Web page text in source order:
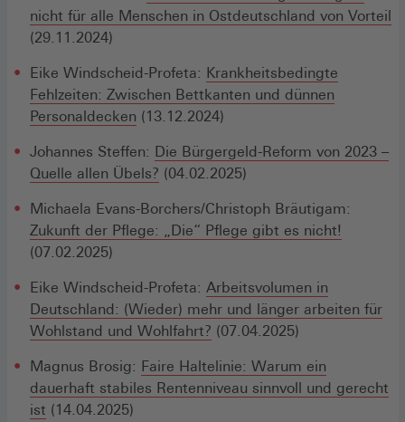
nicht für alle Menschen in Ostdeutschland von Vorteil
(29.11.2024)
Eike Windscheid-Profeta: Krankheitsbedingte
Fehlzeiten: Zwischen Bettkanten und dünnen
Personaldecken (13.12.2024)
Johannes Steffen: Die Bürgergeld-Reform von 2023 –
Quelle allen Übels? (04.02.2025)
Michaela Evans-Borchers/Christoph Bräutigam:
Zukunft der Pflege: „Die“ Pflege gibt es nicht!
(07.02.2025)
Eike Windscheid-Profeta: Arbeitsvolumen in
Deutschland: (Wieder) mehr und länger arbeiten für
Wohlstand und Wohlfahrt? (07.04.2025)
Magnus Brosig: Faire Haltelinie: Warum ein
dauerhaft stabiles Rentenniveau sinnvoll und gerecht
ist (14.04.2025)